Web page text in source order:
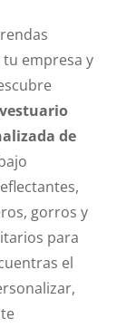
empresa y
de
gorros y
para
el